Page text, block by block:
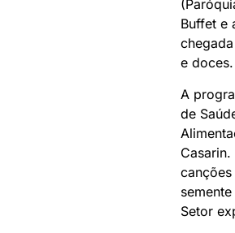
Buffet e
e doces.
A
de
canções
Setor